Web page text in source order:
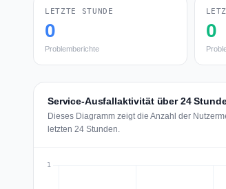
LETZTE STUNDE
0
Problemberichte
0
Service-Ausfallaktivität über 24
Dieses Diagramm zeigt die Anzahl der
letzten 24 Stunden.